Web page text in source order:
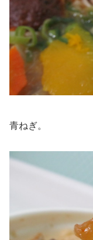
青ねぎ。